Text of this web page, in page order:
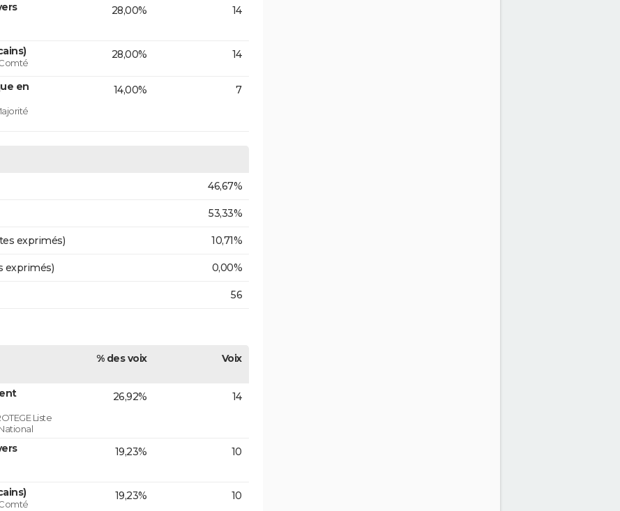
28,00% 14
28,00% 14
en
14,00% 7
46,67%
53,33%
exprimés) 10,71%
exprimés) 0,00%
56
% des voix Voix
Liste
26,92% 14
19,23% 10
19,23% 10